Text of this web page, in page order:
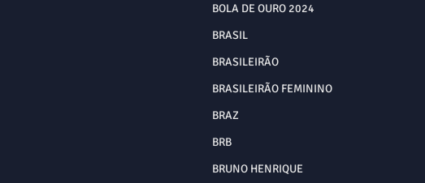
BOLA DE OURO 2024
BRASIL
BRASILEIRÃO
BRASILEIRÃO FEMININO
BRAZ
BRB
BRUNO HENRIQUE